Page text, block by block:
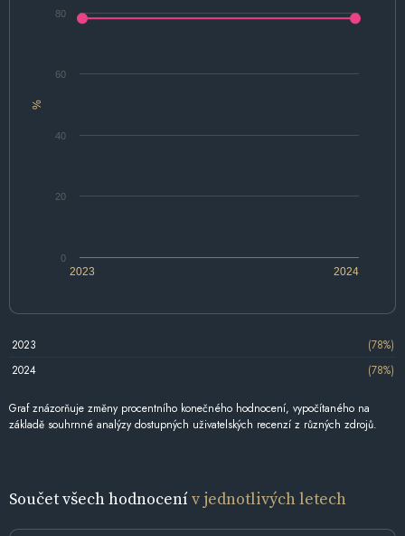
%
2023 2024
0
20
40
60
80
2023
(78%)
2024
(78%)
Graf znázorňuje změny procentního konečného hodnocení, vypočítaného na
základě souhrnné analýzy dostupných uživatelských recenzí z různých zdrojů.
Součet všech hodnocenív jednotlivých letech